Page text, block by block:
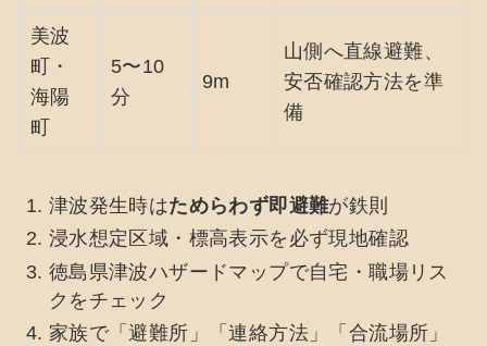
美波
町・
海陽
町
5〜10
分
9m
山側へ直線避難、
安否確認方法を準
備
津波発生時はためらわず即避難が鉄則
浸水想定区域・標高表示を必ず現地確認
徳島県津波ハザードマップで自宅・職場リス
クをチェック
家族で「避難所」「連絡方法」「合流場所」